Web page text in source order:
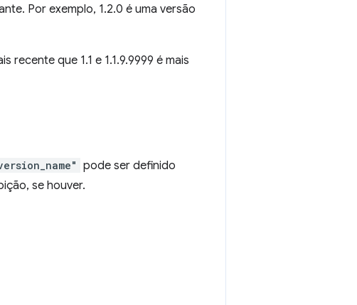
Por exemplo, 1.2.0 é uma versão
recente que 1.1 e 1.1.9.9999 é mais
pode ser definido
se houver.